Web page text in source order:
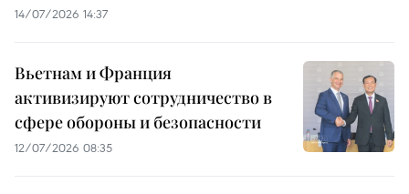
14/07/2026 14:37
Вьетнам и Франция
активизируют сотрудничество в
сфере обороны и безопасности
12/07/2026 08:35